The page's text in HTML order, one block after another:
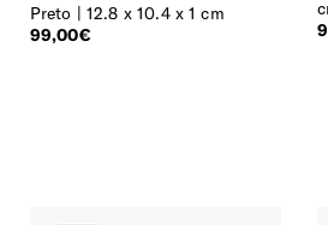
Preto
12.8 x 10.4 x 1 cm
99,00€